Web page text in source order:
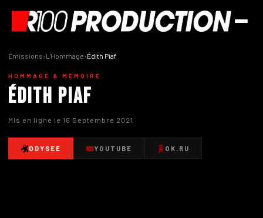
Émissions›L'Hommage›Édith Piaf
HOMMAGE & MÉMOIRE
Édith Piaf
Mis en ligne le 16 Septembre 2021
ODYSEE YOUTUBE OK.RU